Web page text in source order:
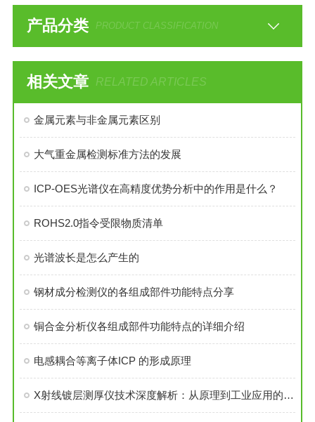
产品分类 PRODUCT CLASSIFICATION
相关文章 RELATED ARTICLES
金属元素与非金属元素区别
大气重金属检测标准方法的发展
ICP-OES光谱仪在高精度优势分析中的作用是什么？
ROHS2.0指令受限物质清单
光谱波长是怎么产生的
钢材成分检测仪的各组成部件功能特点分享
铜合金分析仪各组成部件功能特点的详细介绍
电感耦合等离子体ICP 的形成原理
X射线镀层测厚仪技术深度解析：从原理到工业应用的全面探索